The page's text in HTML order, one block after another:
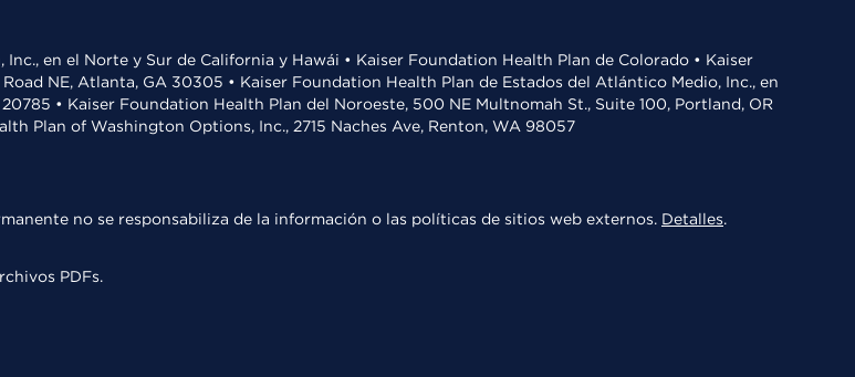
en el Norte y Sur de California y Hawái • Kaiser Foundation Health Plan de Colorado • Kaiser
NE, Atlanta, GA 30305 • Kaiser Foundation Health Plan de Estados del Atlántico Medio, Inc., en
• Kaiser Foundation Health Plan del Noroeste, 500 NE Multnomah St., Suite 100, Portland, OR
Plan of Washington Options, Inc., 2715 Naches Ave, Renton, WA 98057
no se responsabiliza de la información o las políticas de sitios web externos. Detalles.
PDFs.